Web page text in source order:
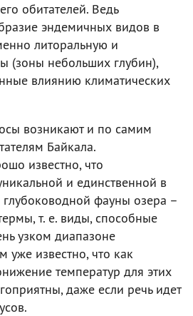
обитателей. Ведь
эндемичных видов в
литоральную и
(зоны небольших глубин),
влиянию климатических
возникают и по самим
Байкала.
известно, что
и единственной в
фауны озера –
т. е. виды, способные
узком диапазоне
уже известно, что как
температур для этих
даже если речь идет